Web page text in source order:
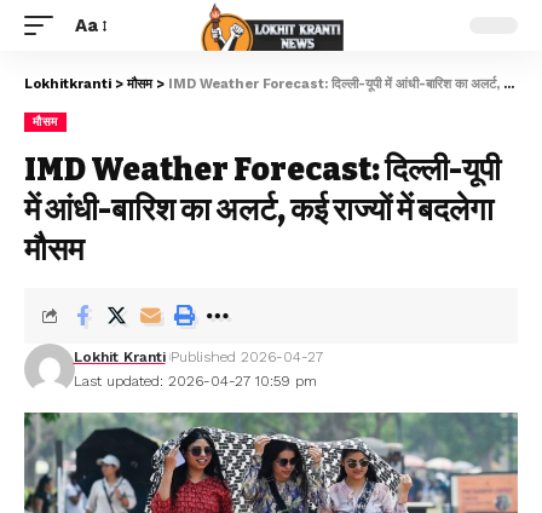
Aa
Lokhitkranti >मौसम> IMD Weather Forecast: दिल्ली-यूपी में आंधी-बारिश का अलर्ट, कई राज्यों में बदलेगा मौसम
मौसम
IMD Weather Forecast: दिल्ली-यूपी
में आंधी-बारिश का अलर्ट, कई राज्यों में बदलेगा
मौसम
Last updated: 2026-04-27 10:59 pm
Lokhit Kranti Published 2026-04-27